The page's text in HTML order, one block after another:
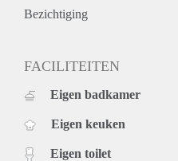
Bezichtiging
FACILITEITEN
Eigen badkamer
Eigen keuken
Eigen toilet